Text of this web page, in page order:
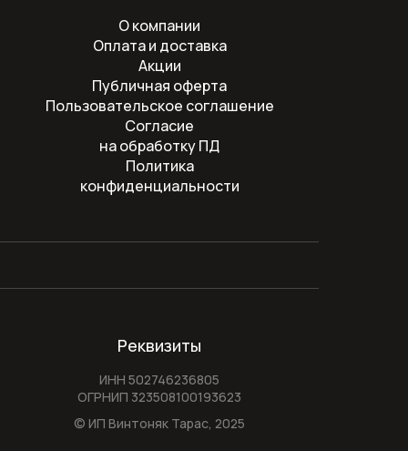
Пылесосы серии Guard
Соло кофемашины
Стеклокерамические варочные
Стирально-сушильные машины
загрузкой
Сушильные машины
Техника для кухни
Техника для ухода за бельем
О компании
Оплата и доставка
Акции
Публичная оферта
Пользовательское соглашение
Согласие
на обработку ПД
Политика
конфиденциальности
Реквизиты
ИНН 502746236805
ОГРНИП 323508100193623
© ИП Винтоняк Тарас, 2025